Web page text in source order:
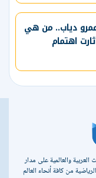
دياب.. من هي
اهتمام
والعالمية على مدار
من كافة أنحاء العالم